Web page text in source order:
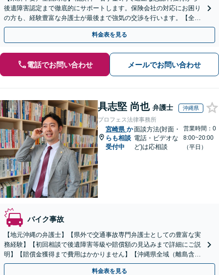
後遺障害認定まで徹底的にサポートします。保険会社の対応にお困り
の方も、経験豊富な弁護士が最後まで強気の交渉を行います。【全国
13拠点】お気軽にご相談ください。
料金表を見る
電話でお問い合わせ メールでお問い合わせ
具志堅 尚也 弁護士 沖縄県
プロフェス法律事務所
宮崎県 か
らも相談
受付中
面談方法(対面・
電話・ビデオな
ど)は応相談
営業時間：0
8:00~20:00
（平日）
バイク事故
【地元沖縄の弁護士】【県外で交通事故専門弁護士としての豊富な実
務経験】【初回相談で後遺障害等級や賠償額の見込みまで詳細にご説
明】【賠償金獲得まで費用はかかりません】【沖縄県全域（離島含
む）対応◎】
料金表を見る